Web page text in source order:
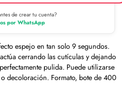
de crear tu cuenta?
por WhatsApp
espejo en tan solo 9 segundos.
cerrando las cutículas y dejando
pulida. Puede utilizarse
decoloración. Formato, bote de 400